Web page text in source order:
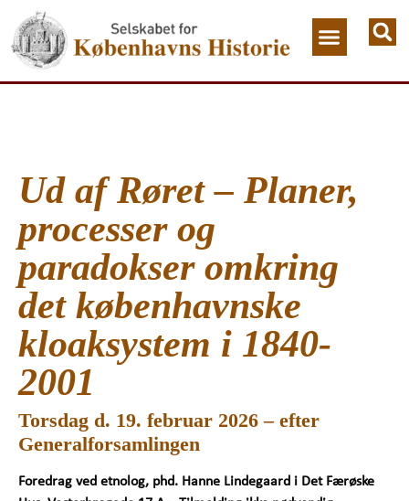
Ud af Røret – Planer,
processer og
paradokser omkring
det københavnske
kloaksystem i 1840-
2001
Torsdag d. 19. februar 2026 – efter
Generalforsamlingen
Foredrag ved etnolog, phd. Hanne Lindegaard i Det Færøske